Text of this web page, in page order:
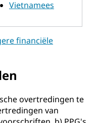
Vietnamees
financiële
overtredingen te
van